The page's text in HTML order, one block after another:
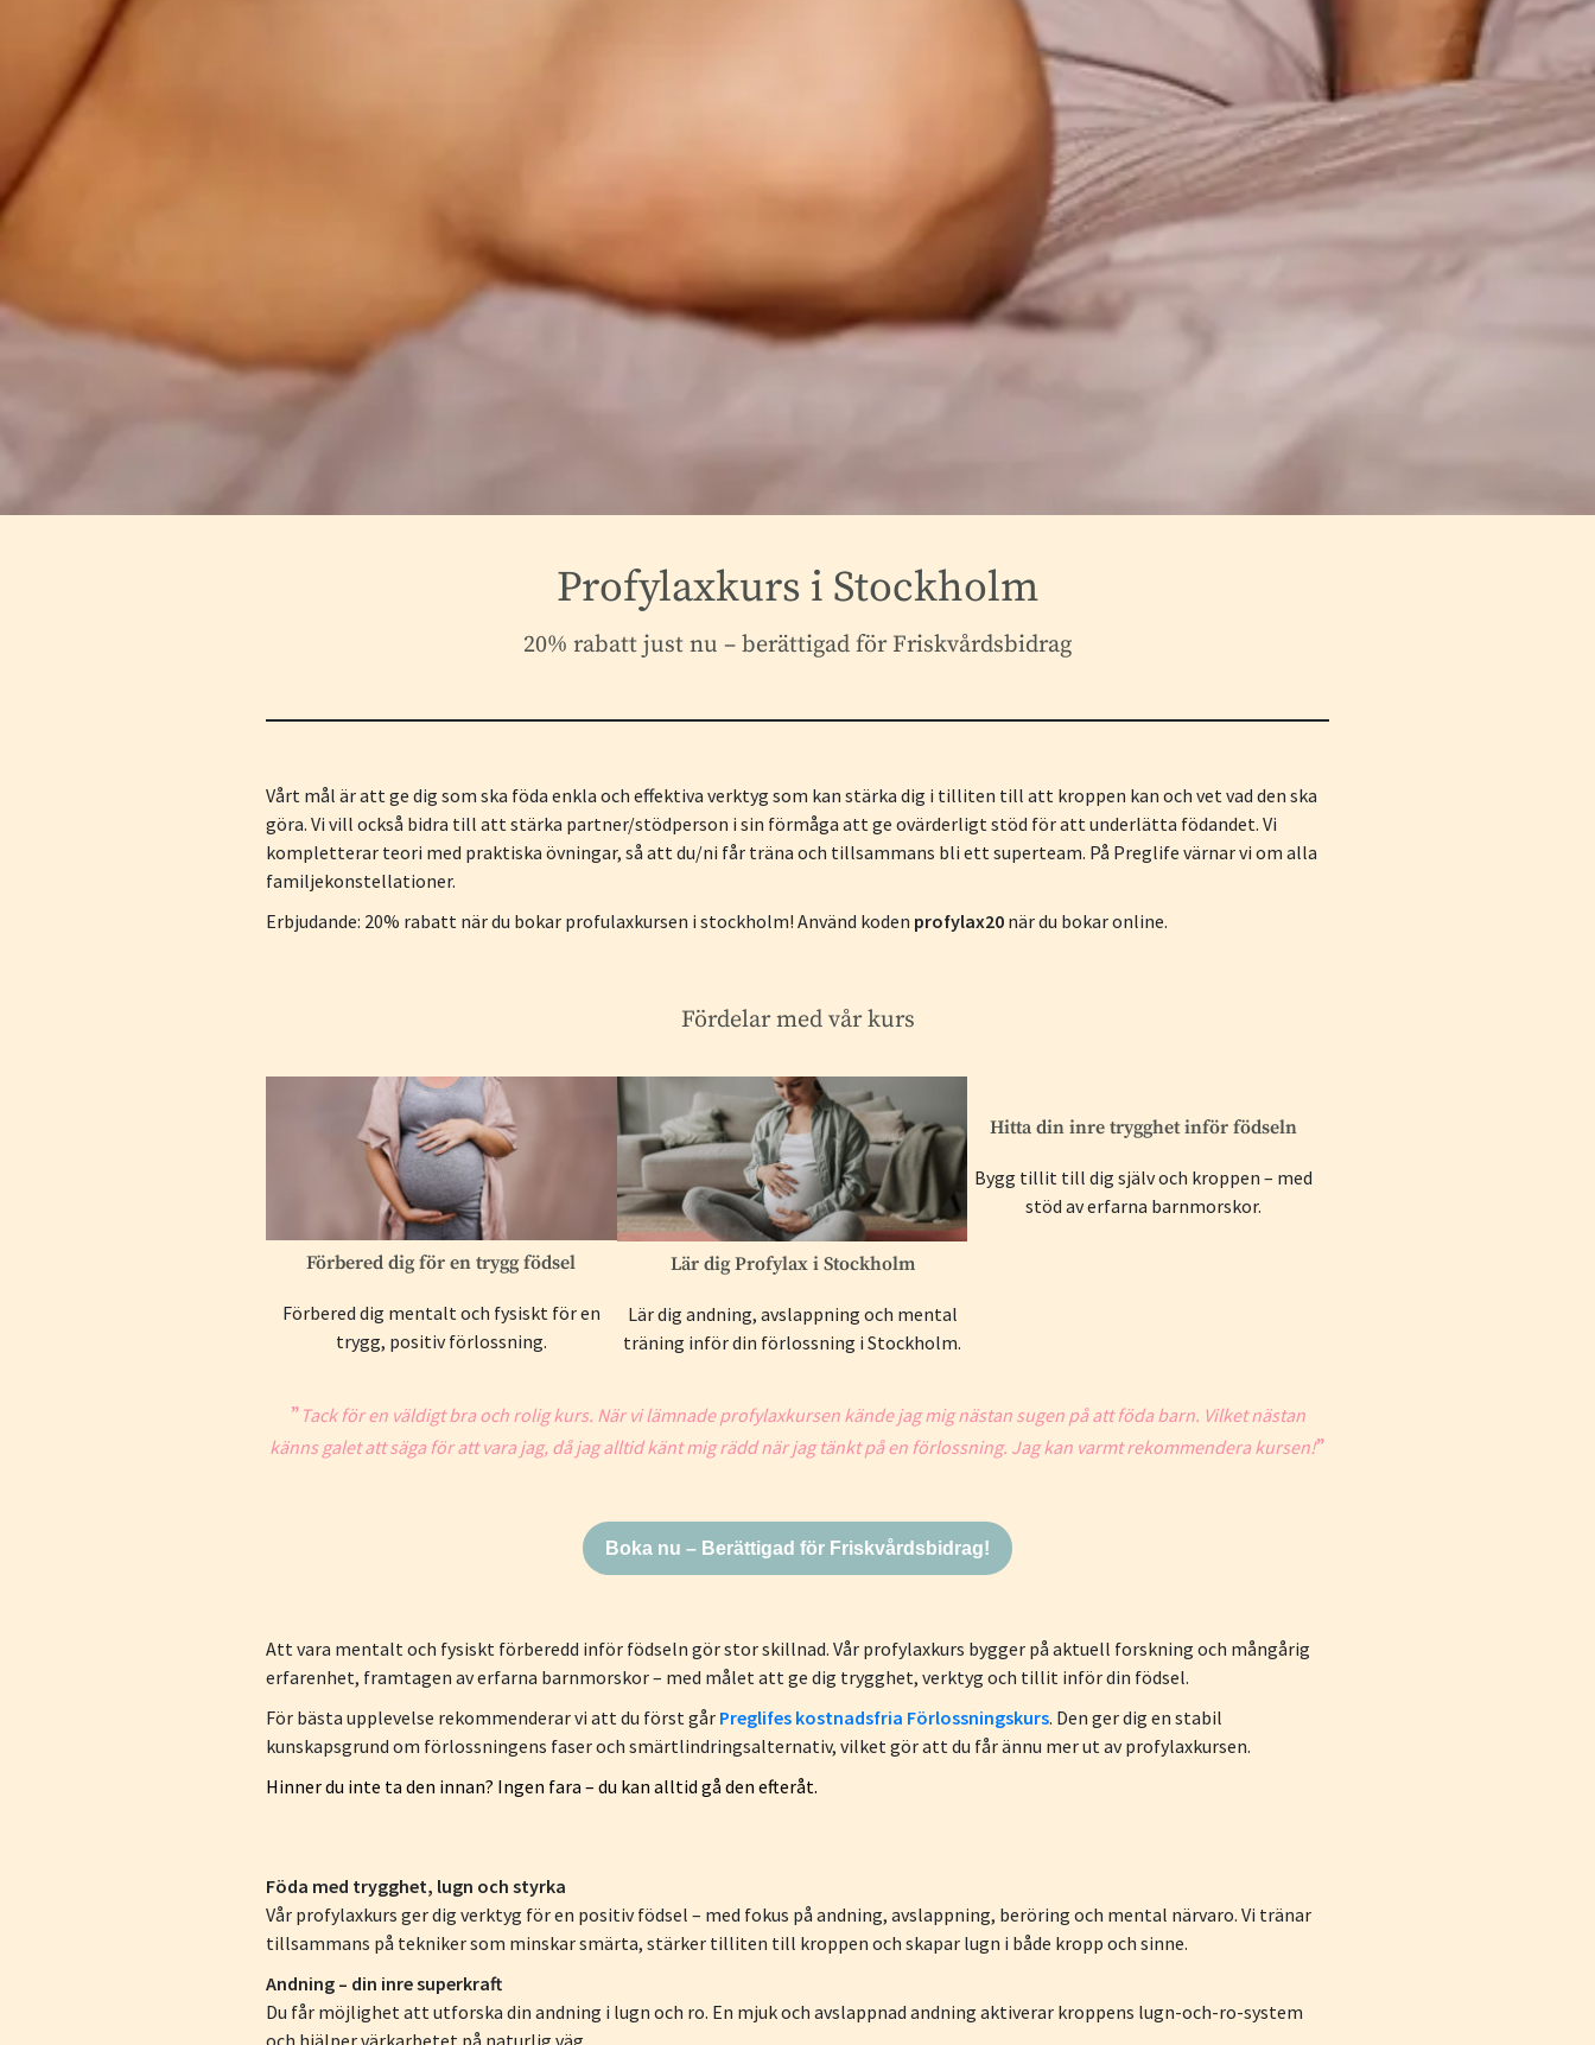
Profylaxkurs i Stockholm
20% rabatt just nu – berättigad för Friskvårdsbidrag
Vårt mål är att ge dig som ska föda enkla och effektiva verktyg som kan stärka dig i tilliten till att kroppen kan och vet vad den ska
göra. Vi vill också bidra till att stärka partner/stödperson i sin förmåga att ge ovärderligt stöd för att underlätta födandet. Vi
kompletterar teori med praktiska övningar, så att du/ni får träna och tillsammans bli ett superteam. På Preglife värnar vi om alla
familjekonstellationer.
Erbjudande: 20% rabatt när du bokar profulaxkursen i stockholm! Använd koden profylax20 när du bokar online.
Fördelar med vår kurs
Förbered dig för en trygg födsel
Förbered dig mentalt och fysiskt för en
trygg, positiv förlossning.
Lär dig Profylax i Stockholm
Lär dig andning, avslappning och mental
träning inför din förlossning i Stockholm.
Hitta din inre trygghet inför födseln
Bygg tillit till dig själv och kroppen – med
stöd av erfarna barnmorskor.
” Tack för en väldigt bra och rolig kurs. När vi lämnade profylaxkursen kände jag mig nästan sugen på att föda barn. Vilket nästan
känns galet att säga för att vara jag, då jag alltid känt mig rädd när jag tänkt på en förlossning. Jag kan varmt rekommendera kursen!”
Boka nu – Berättigad för Friskvårdsbidrag!
Att vara mentalt och fysiskt förberedd inför födseln gör stor skillnad. Vår profylaxkurs bygger på aktuell forskning och mångårig
erfarenhet, framtagen av erfarna barnmorskor – med målet att ge dig trygghet, verktyg och tillit inför din födsel.
För bästa upplevelse rekommenderar vi att du först går Preglifes kostnadsfria Förlossningskurs. Den ger dig en stabil
kunskapsgrund om förlossningens faser och smärtlindringsalternativ, vilket gör att du får ännu mer ut av profylaxkursen.
Hinner du inte ta den innan? Ingen fara – du kan alltid gå den efteråt.
Föda med trygghet, lugn och styrka
Vår profylaxkurs ger dig verktyg för en positiv födsel – med fokus på andning, avslappning, beröring och mental närvaro. Vi tränar
tillsammans på tekniker som minskar smärta, stärker tilliten till kroppen och skapar lugn i både kropp och sinne.
Andning – din inre superkraft
Du får möjlighet att utforska din andning i lugn och ro. En mjuk och avslappnad andning aktiverar kroppens lugn-och-ro-system